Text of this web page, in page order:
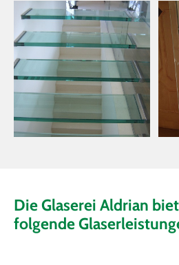
Die Glaserei Aldrian
folgende